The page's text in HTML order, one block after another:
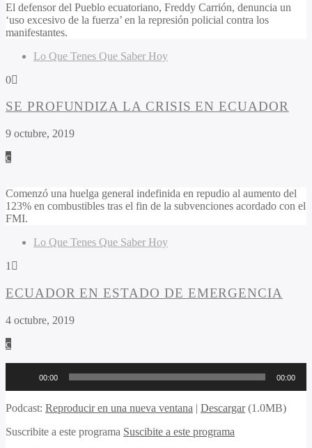
El defensor del Pueblo ecuatoriano, Freddy Carrión, denuncia un
‘uso excesivo de la fuerza’ en la represión policial contra los
manifestantes.
Lo Que Tenes Que Saber Hoy
0
SE PROFUNDIZA LA CRISIS EN ECUADOR
9 octubre, 2019
Comenzó una huelga general indefinida en repudio al aumento del
123% en combustibles tras el fin de la subvenciones acordado con el
FMI.
Lo Que Tenes Que Saber Hoy
1
ECUADOR EN ESTADO DE EMERGENCIA
4 octubre, 2019
audio
00:00 00:00
Podcast: Reproducir en una nueva ventana | Descargar(1.0MB)
Suscribite a este programa Suscibite a este programa